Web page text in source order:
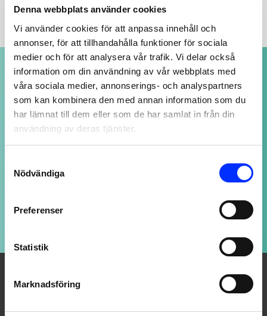
Denna webbplats använder cookies
Vi använder cookies för att anpassa innehåll och
annonser, för att tillhandahålla funktioner för sociala
medier och för att analysera vår trafik. Vi delar också
information om din användning av vår webbplats med
våra sociala medier, annonserings- och analyspartners
som kan kombinera den med annan information som du
har lämnat till dem eller som de har samlat in från din
användning av deras tjänster.
Selection
Nödvändiga
Preferenser
Statistik
Marknadsföring
NOGGRANT UTVALDA PRODUKTER
av högsta kvalitet
SUPPORT ALLTID ÖPPEN
Vi svarar på ditt mail så snart vi kan - även
kvällar och helger, fast med längre svarstid.